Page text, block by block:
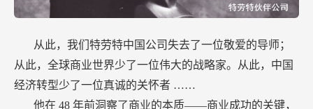
从此，我们特劳特中国公司失去了一位敬爱的导师；
从此，全球商业世界少了一位伟大的战略家。从此，中国
经济转型少了一位真诚的关怀者 ……
他在 48 年前洞察了商业的本质——商业成功的关键，